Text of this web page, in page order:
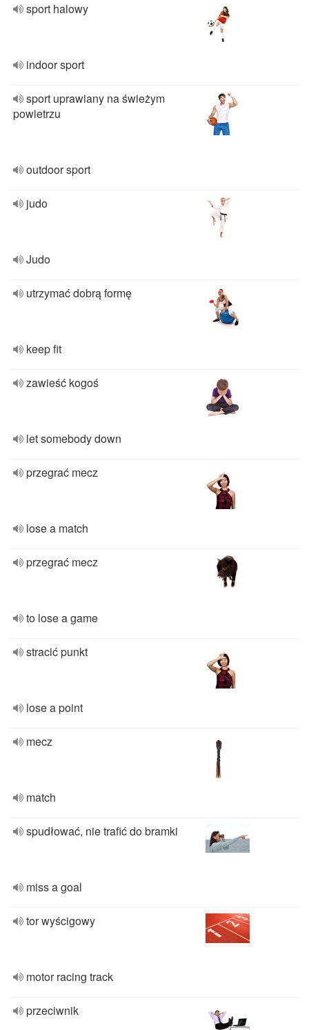
sport halowy
indoor sport
sport uprawiany na świeżym
powietrzu
outdoor sport
judo
Judo
utrzymać dobrą formę
keep fit
zawieść kogoś
let somebody down
przegrać mecz
lose a match
przegrać mecz
to lose a game
stracić punkt
lose a point
mecz
match
spudłować, nie trafić do bramki
miss a goal
tor wyścigowy
motor racing track
przeciwnik